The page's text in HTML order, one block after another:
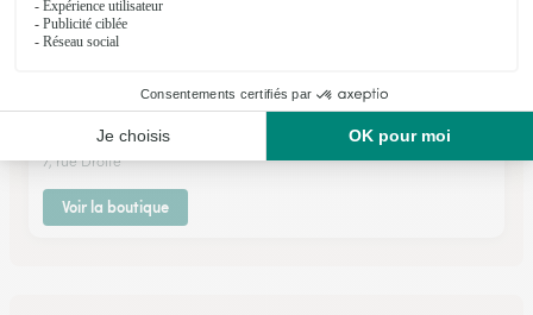
L'isle en Dodon
★★ 4.6 (51)
7, rue Droite
Voir la boutique